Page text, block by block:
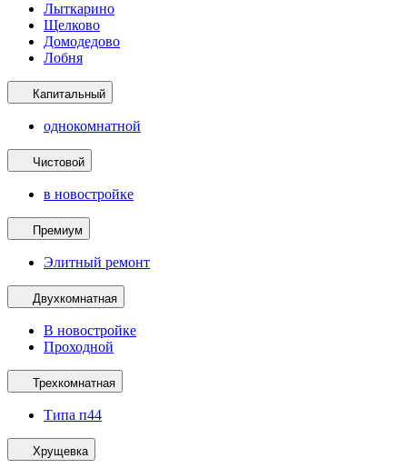
Лыткарино
Щелково
Домодедово
Лобня
Капитальный
однокомнатной
Чистовой
в новостройке
Премиум
Элитный ремонт
Двухкомнатная
В новостройке
Проходной
Трехкомнатная
Типа п44
Хрущевка